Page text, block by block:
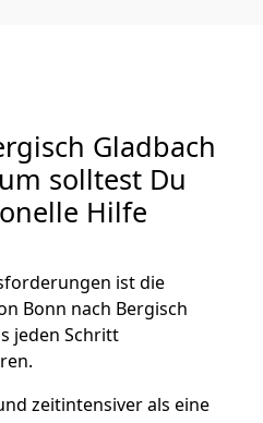
Gladbach
solltest Du
Hilfe
ist die
Bonn nach Bergisch
jeden Schritt
zeitintensiver als eine